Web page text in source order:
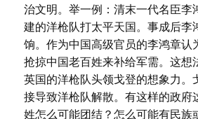
治文明。举一例：清末一代名臣李
建的洋枪队打太平天国。事成后李
饷。作为中国高级官员的李鸿章认
抢掠中国老百姓来补给军需。这想
英国的洋枪队头领戈登的想象力。
接导致洋枪队解散。有这样的政府
姓怎么可能团结？怎么可能有民族